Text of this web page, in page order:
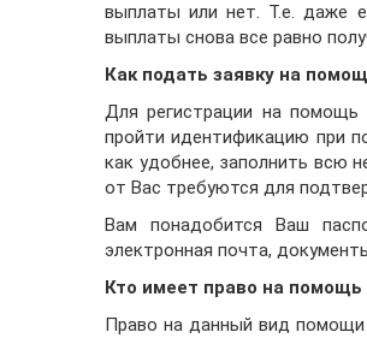
выплаты или нет. Т.е. даже
выплаты снова все равно
Как подать заявку на
Для регистрации на
пройти идентификацию при
как удобнее, заполнить всю
от Вас требуются для
Вам понадобится Ваш
электронная почта,
Кто имеет право на помощь
Право на данный вид помощи